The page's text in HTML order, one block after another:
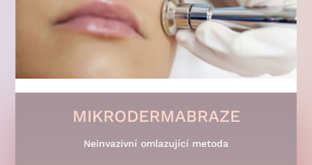
MIKRODERMABRAZE
Neinvazivní omlazující metoda